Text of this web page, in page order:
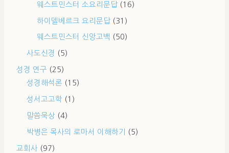
웨스트민스터 소요리문답(16)
하이델베르크 요리문답(31)
웨스트민스터 신앙고백 (50)
사도신경 (5)
성경 연구 (25)
성경해석론 (15)
성서고고학 (1)
말씀묵상 (4)
박병은 목사의 로마서 이해하기 (5)
교회사 (97)